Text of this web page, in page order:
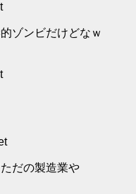
ゾンビだけどなｗ
だの製造業や